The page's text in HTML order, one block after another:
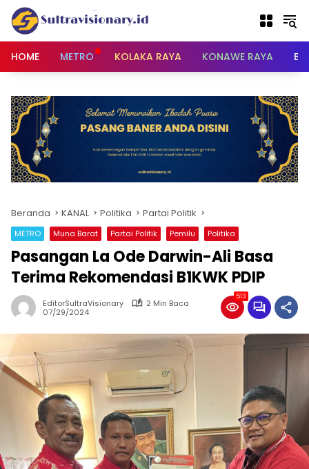
Langsung
konten
HOME
METRO KOLAKA RAYA KONAWE RAYA
Beranda KANAL Politika Partai Politik
METRO Muna Barat Partai Politik Pemilu Politika
Pasangan La Ode Darwin-Ali Basa
Terima Rekomendasi B1KWK PDIP
EditorSultraVisionary
2 Min Baca
07/29/2024
513